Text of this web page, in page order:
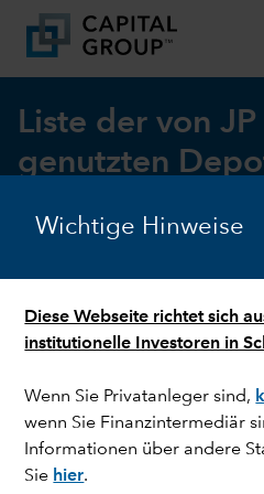
Wichtige Hinweise
Diese Webseite richtet sich
institutionelle Investoren in
Wenn Sie Privatanleger sind,
wenn Sie Finanzintermediär
Informationen über andere
Sie hier.
Liste der von
genutzten
eine Liste der von
Verwahrstelle der
Hier finden Sie unsere
von JP Morgan genutzten